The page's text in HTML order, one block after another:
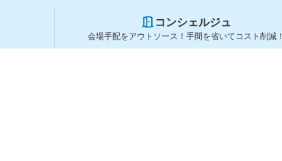
コンシェルジュ
会場手配をアウトソース！手間を省いてコスト削減！